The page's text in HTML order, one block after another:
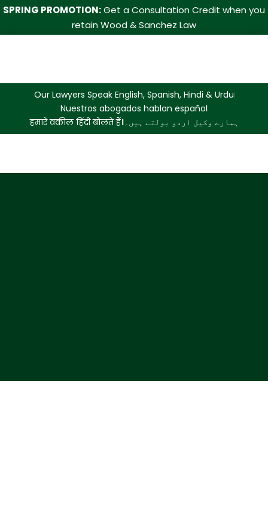
SPRING PROMOTION:Get a Consultation Credit when you
retain Wood & Sanchez Law
Our Lawyers Speak English, Spanish, Hindi & Urdu
Nuestros abogados hablan español
हमारे वकील हिंदी बोलते हैं।ہمارے وکیل اردو بولتے ہیں۔